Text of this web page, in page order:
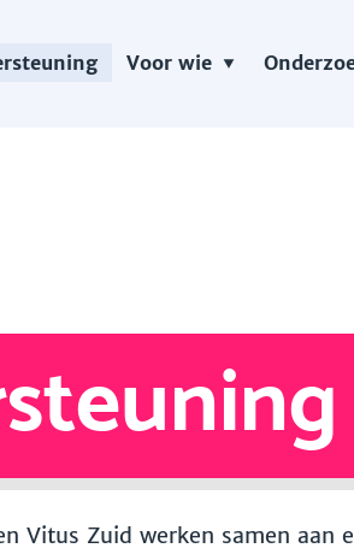
Voor wie
Vitus Zuid werken samen aan